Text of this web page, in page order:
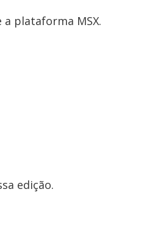
plataforma MSX.
edição.